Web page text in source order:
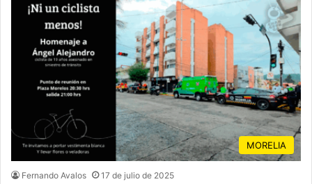
MORELIA
Fernando Avalos 17 de julio de 2025